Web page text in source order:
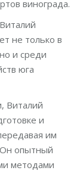
винограда.
не только в
и среди
юга
Виталий
и
им
опытный
методами